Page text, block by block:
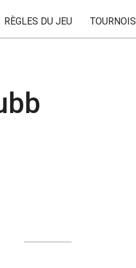
RÈGLES DU JEU TOURNOIS